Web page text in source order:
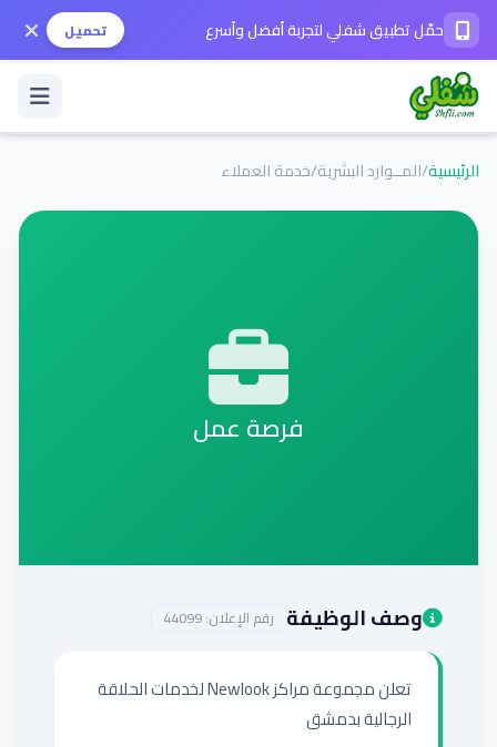
حمّل تطبيق شفلي لتجربة أفضل وأسرع تحميل
تسجيل الدخول / حساب جديدالرئيسية/المــوارد البشرية/خدمة العملاء
فرصة عمل
وصف الوظيفة رقم الإعلان:44099